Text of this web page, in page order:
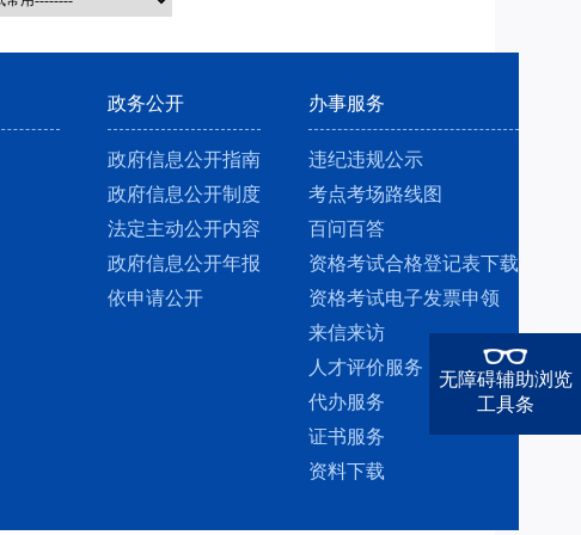
无障碍辅助浏览
工具条
政务公开
政府信息公开指南
政府信息公开制度
法定主动公开内容
政府信息公开年报
依申请公开
办事服务
违纪违规公示
考点考场路线图
百问百答
资格考试合格登记表下载
资格考试电子发票申领
来信来访
人才评价服务
代办服务
证书服务
资料下载